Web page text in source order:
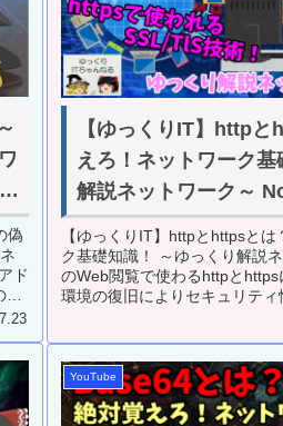
偽
ド
知
【ゆっくりIT】http
えろ！ネットワーク
解説ネットワーク～
【ゆっくりIT】httpとhttpsと
ク基礎知識！ ～ゆっくり解説
のWeb閲覧で使わるhttpと
環境の復旧によりセキュリテ
YouTube